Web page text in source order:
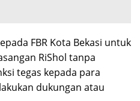
FBR Kota Bekasi untuk
RiShol tanpa
tegas kepada para
dukungan atau